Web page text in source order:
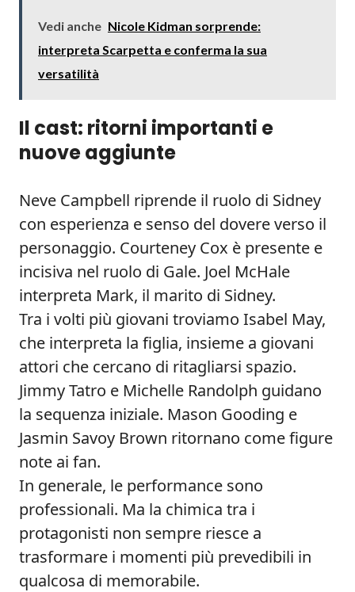
Vedi anche Nicole Kidman sorprende:
interpreta Scarpetta e conferma la sua
versatilità
Il cast: ritorni importanti e
nuove aggiunte
Neve Campbell riprende il ruolo di Sidney
con esperienza e senso del dovere verso il
personaggio. Courteney Cox è presente e
incisiva nel ruolo di Gale. Joel McHale
interpreta Mark, il marito di Sidney.
Tra i volti più giovani troviamo Isabel May,
che interpreta la figlia, insieme a giovani
attori che cercano di ritagliarsi spazio.
Jimmy Tatro e Michelle Randolph guidano
la sequenza iniziale. Mason Gooding e
Jasmin Savoy Brown ritornano come figure
note ai fan.
In generale, le performance sono
professionali. Ma la chimica tra i
protagonisti non sempre riesce a
trasformare i momenti più prevedibili in
qualcosa di memorabile.